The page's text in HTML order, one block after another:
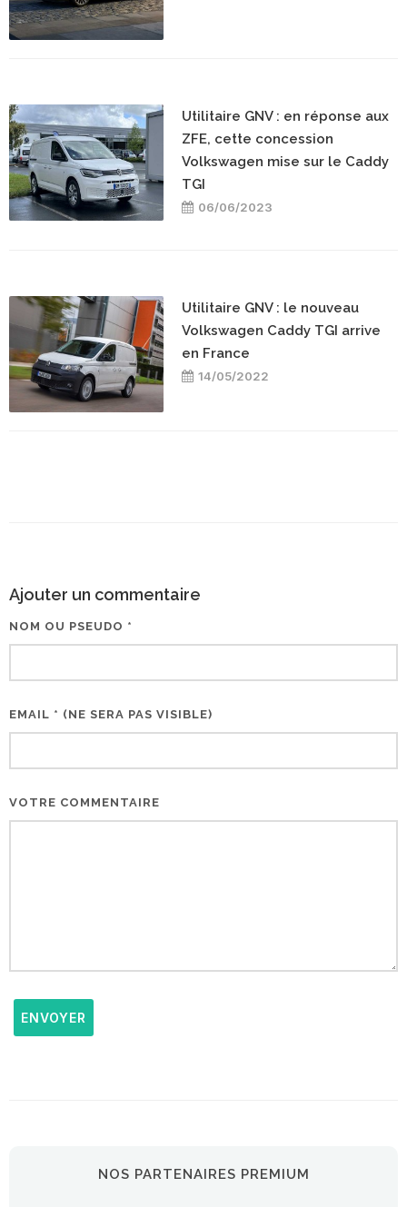
Utilitaire GNV : en réponse aux
ZFE, cette concession
Volkswagen mise sur le Caddy
TGI
06/06/2023
Utilitaire GNV : le nouveau
Volkswagen Caddy TGI arrive
en France
14/05/2022
Ajouter un commentaire
NOM OU PSEUDO *
EMAIL * (NE SERA PAS VISIBLE)
VOTRE COMMENTAIRE
ENVOYER
NOS PARTENAIRES PREMIUM